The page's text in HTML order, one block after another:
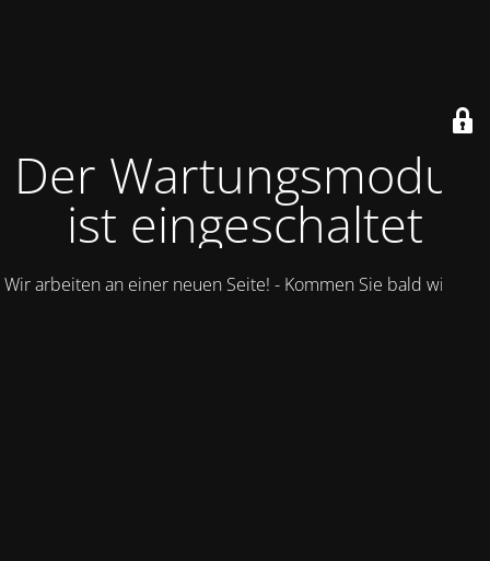
Der Wartungsmodus
ist eingeschaltet
Wir arbeiten an einer neuen Seite! - Kommen Sie bald wieder.